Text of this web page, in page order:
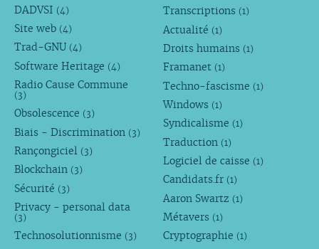
DADVSI (4)
Site web (4)
Trad-GNU (4)
Software Heritage (4)
Radio Cause Commune
(3)
Obsolescence (3)
Biais - Discrimination (3)
Rançongiciel (3)
Blockchain (3)
Sécurité (3)
Privacy - personal data
(3)
Technosolutionnisme (3)
Transcriptions (1)
Actualité (1)
Droits humains (1)
Framanet (1)
Techno-fascisme (1)
Windows (1)
Syndicalisme (1)
Traduction (1)
Logiciel de caisse (1)
Candidats.fr (1)
Aaron Swartz (1)
Métavers (1)
Cryptographie (1)